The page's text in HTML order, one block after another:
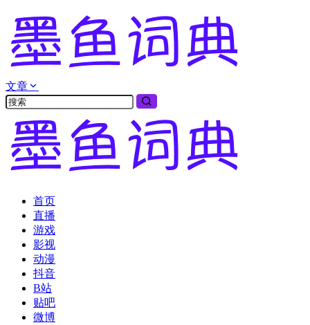
文章
首页
直播
游戏
影视
动漫
抖音
B站
贴吧
微博